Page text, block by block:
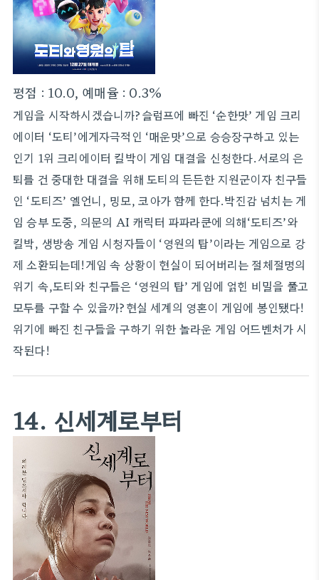
평점 : 10.0, 예매율 : 0.3%
게임을 시작하시겠습니까?슬럼프에 빠진 ‘순한맛’ 게임 크리
에이터 ‘도티’에게자극적인 ‘매운맛’으로 승승장구하고 있는
인기 1위 크리에이터 킬박이 게임 대결을 신청한다.서로의 은
퇴를 건 중대한 대결을 위해 도티의 든든한 지원군이자 친구들
인 ‘도티즈’ 옐언니, 밍모, 코아가 함께 한다.박진감 넘치는 게
임 승부 도중, 의문의 AI 캐릭터 파파라쿤에 의해‘도티즈’와
킬박, 생방송 게임 시청자들이 ‘영원의 탑’이라는 게임으로 강
제 소환되는데!게임 속 상황이 현실이 되어버리는 절체절명의
위기 속,도티와 친구들은 ‘영원의 탑’ 게임에 얽힌 비밀을 풀고
모두를 구할 수 있을까?현실 세계의 영혼이 게임에 봉인됐다!
위기에 빠진 친구들을 구하기 위한 놀라운 게임 어드벤처가 시
작된다!
14. 신세계로부터